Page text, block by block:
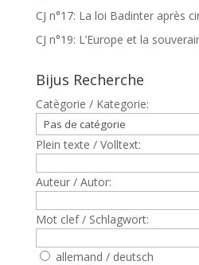
CJ n°17: La loi Badinter après
CJ n°19: L’Europe et la
Bijus Recherche
Catègorie / Kategorie:
Plein texte / Volltext:
Auteur / Autor:
Mot clef / Schlagwort:
allemand / deutsch